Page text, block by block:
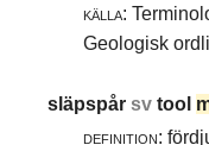
källa:
Geologisk
släpspårsvtool
definition: